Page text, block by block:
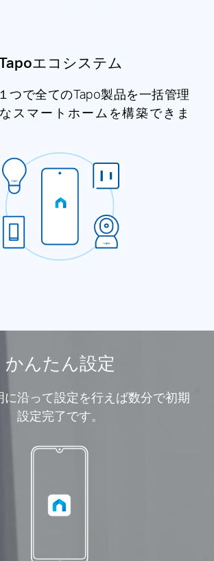
エコシステム
つで全てのTapo製品を一括管理
スマートホームを構築できま
かんたん設定
に沿って設定を行えば数分で初期
設定完了です。